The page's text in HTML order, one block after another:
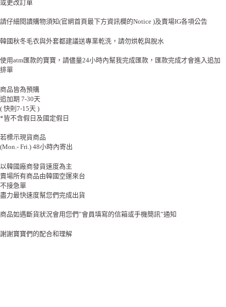
或更改訂單
請仔細閱讀購物須知(官網首頁最下方資訊欄的Notice )及賣場IG各項公告
韓國秋冬毛衣與外套都建議送專業乾洗，請勿烘乾與脫水
使用atm匯款的寶寶，請儘量24小時內幫我完成匯款，匯款完成才會進入追加
排單
商品皆為預購
追加期 7-30天
( 快則7-15天 )
*皆不含假日及國定假日
若標示現貨商品
(Mon.- Fri.) 48小時內寄出
以韓國廠商發貨速度為主
賣場所有商品由韓國空運來台
不接急單
盡力最快速度幫您們完成出貨
商品如遇斷貨狀況會用您們”會員填寫的信箱或手機簡訊”通知
謝謝寶寶們的配合和理解